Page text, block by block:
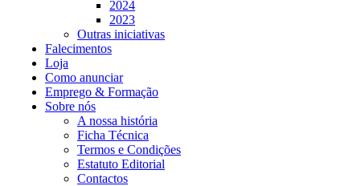
2024
2023
Outras iniciativas
Falecimentos
Loja
Como anunciar
Emprego & Formação
Sobre nós
A nossa história
Ficha Técnica
Termos e Condições
Estatuto Editorial
Contactos